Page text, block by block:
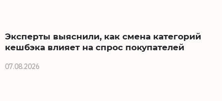
Эксперты выяснили, как смена категорий
кешбэка влияет на спрос покупателей
07.08.2026